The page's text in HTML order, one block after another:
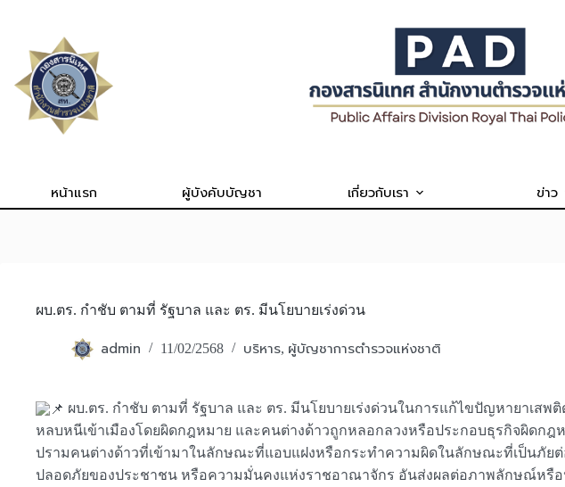
content
หน้าแรก ผู้บังคับบัญชา เกี่ยวกับเรา ข่าว
ผบ.ตร. กำชับ ตามที่ รัฐบาล และ ตร. มีนโยบายเร่งด่วน
admin 11/02/2568 บริหาร, ผู้บัญชาการตำรวจแห่งชาติ
ผบ.ตร. กำชับ ตามที่ รัฐบาล และ ตร. มีนโยบายเร่งด่วนในการแก้ไขปัญหายาเ
หลบหนีเข้าเมืองโดยผิดกฎหมาย และคนต่างด้าวถูกหลอกลวงหรือประกอบธุรกิจผิดก
ปรามคนต่างด้าวที่เข้ามาในลักษณะที่แอบแฝงหรือกระทำความผิดในลักษณะที่เป็นภัย
ปลอดภัยของประชาชน หรือความมั่นคงแห่งราชอาณาจักร อันส่งผลต่อภาพลักษณ์หรื